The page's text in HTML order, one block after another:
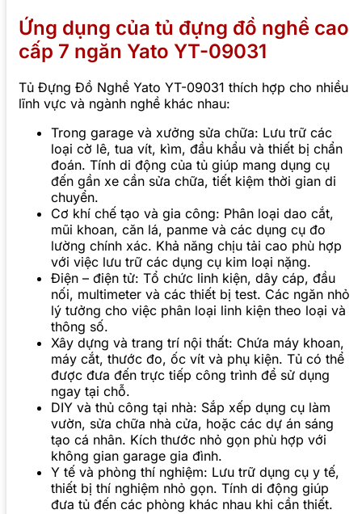
Ứng dụng của tủ đựng đồ nghề cao
cấp 7 ngăn Yato YT-09031
Tủ Đựng Đồ Nghề Yato YT-09031 thích hợp cho nhiều
lĩnh vực và ngành nghề khác nhau:
Trong garage và xưởng sửa chữa: Lưu trữ các
loại cờ lê, tua vít, kìm, đầu khẩu và thiết bị chẩn
đoán. Tính di động của tủ giúp mang dụng cụ
đến gần xe cần sửa chữa, tiết kiệm thời gian di
chuyển.
Cơ khí chế tạo và gia công: Phân loại dao cắt,
mũi khoan, căn lá, panme và các dụng cụ đo
lường chính xác. Khả năng chịu tải cao phù hợp
với việc lưu trữ các dụng cụ kim loại nặng.
Điện – điện tử: Tổ chức linh kiện, dây cáp, đầu
nối, multimeter và các thiết bị test. Các ngăn nhỏ
lý tưởng cho việc phân loại linh kiện theo loại và
thông số.
Xây dựng và trang trí nội thất: Chứa máy khoan,
máy cắt, thước đo, ốc vít và phụ kiện. Tủ có thể
được đưa đến trực tiếp công trình để sử dụng
ngay tại chỗ.
DIY và thủ công tại nhà: Sắp xếp dụng cụ làm
vườn, sửa chữa nhà cửa, hoặc các dự án sáng
tạo cá nhân. Kích thước nhỏ gọn phù hợp với
không gian garage gia đình.
Y tế và phòng thí nghiệm: Lưu trữ dụng cụ y tế,
thiết bị thí nghiệm nhỏ gọn. Tính di động giúp
đưa tủ đến các phòng khác nhau khi cần thiết.